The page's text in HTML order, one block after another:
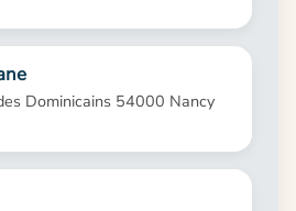
Dominicains 54000 Nancy